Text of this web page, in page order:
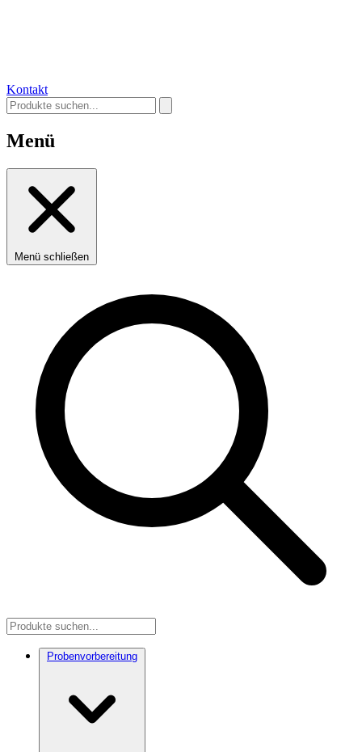
Kontakt
Menü
Menü schließen
Probenvorbereitung